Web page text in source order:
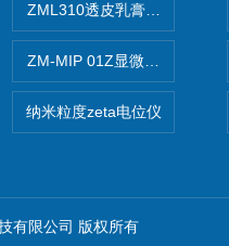
ZML310透皮乳膏粒度晶型分
ZM-MIP 01Z显微镜法不溶性
纳米粒度zeta电位仪
有限公司 版权所有